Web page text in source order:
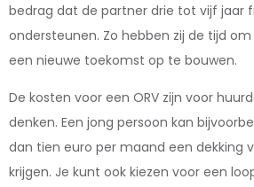
bedrag dat de partner drie tot vijf jaar
ondersteunen. Zo hebben zij de tijd
een nieuwe toekomst op te bouwen.
De kosten voor een ORV zijn voor
denken. Een jong persoon kan
dan tien euro per maand een dekking
krijgen. Je kunt ook kiezen voor een